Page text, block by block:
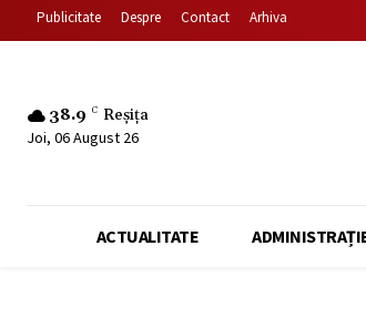
Publicitate Despre Contact Arhiva
38.9 C Reșița
Joi, 06 August 26
ACTUALITATE